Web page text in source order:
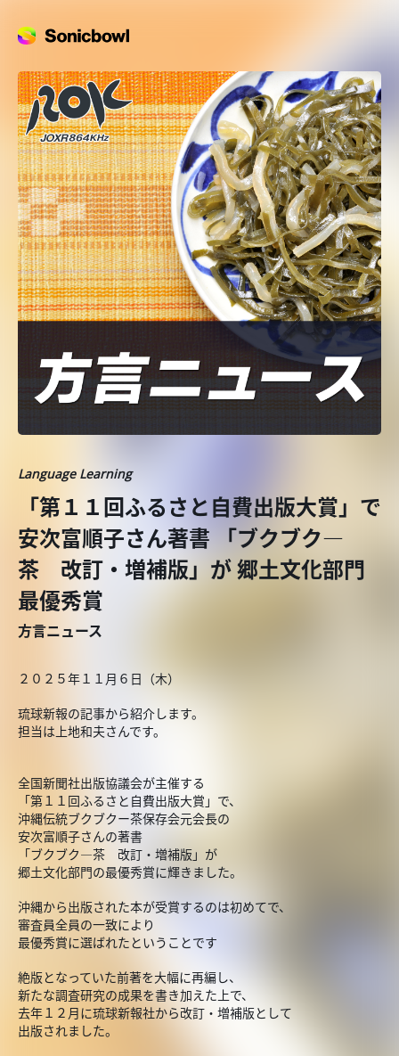
Language Learning
「第１１回ふるさと自費出版大賞」で
安次富順子さん著書 「ブクブク―
茶 改訂・増補版」が 郷土文化部門
最優秀賞
方言ニュース
２０２５年１１月６日（木）
琉球新報の記事から紹介します。
担当は上地和夫さんです。
全国新聞社出版協議会が主催する
「第１１回ふるさと自費出版大賞」で、
沖縄伝統ブクブクー茶保存会元会長の
安次富順子さんの著書
「ブクブク―茶 改訂・増補版」が
郷土文化部門の最優秀賞に輝きました。
沖縄から出版された本が受賞するのは初めてで、
審査員全員の一致により
最優秀賞に選ばれたということです
絶版となっていた前著を大幅に再編し、
新たな調査研究の成果を書き加えた上で、
去年１２月に琉球新報社から改訂・増補版として
出版されました。